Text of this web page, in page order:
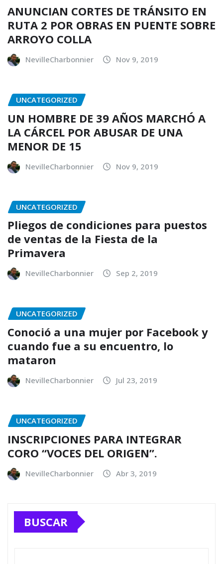
ANUNCIAN CORTES DE TRÁNSITO EN
RUTA 2 POR OBRAS EN PUENTE SOBRE
ARROYO COLLA
NevilleCharbonnier Nov 9, 2019
UNCATEGORIZED
UN HOMBRE DE 39 AÑOS MARCHÓ A
LA CÁRCEL POR ABUSAR DE UNA
MENOR DE 15
NevilleCharbonnier Nov 9, 2019
UNCATEGORIZED
Pliegos de condiciones para puestos
de ventas de la Fiesta de la
Primavera
NevilleCharbonnier Sep 2, 2019
UNCATEGORIZED
Conoció a una mujer por Facebook y
cuando fue a su encuentro, lo
mataron
NevilleCharbonnier Jul 23, 2019
UNCATEGORIZED
INSCRIPCIONES PARA INTEGRAR
CORO “VOCES DEL ORIGEN”.
NevilleCharbonnier Abr 3, 2019
BUSCAR